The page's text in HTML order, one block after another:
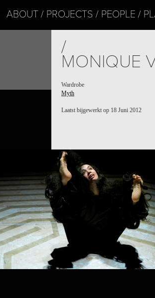
ABOUT PROJECTS PEOPLE
/
MONIQUE
Wardrobe
Myth
Laatst bijgewerkt op 18 Juni 2012